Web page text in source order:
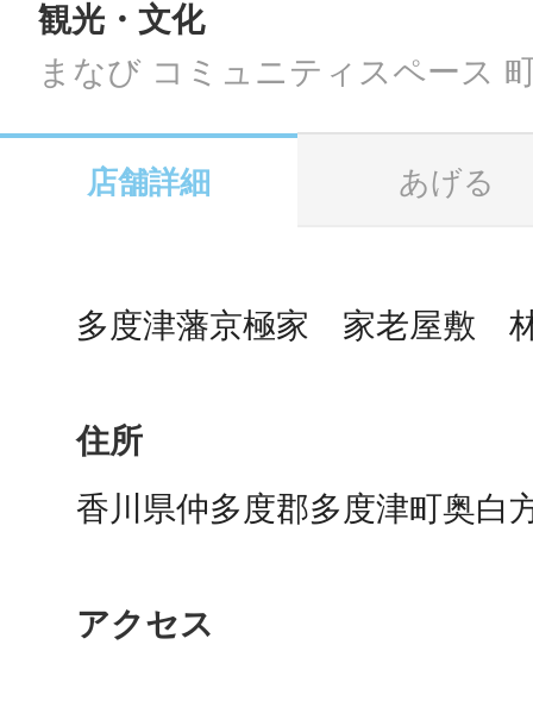
メール
URLをコピー
観光・文化
まなび コミュニティスペース
店舗詳細 あげる
住所
香川県仲多度郡多度津町奥白
アクセス
地域ごとの
智頭
池袋